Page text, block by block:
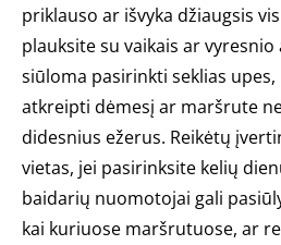
priklauso ar išvyka džiaugsis
plauksite su vaikais ar
siūloma pasirinkti seklias
atkreipti dėmesį ar maršrute
didesnius ežerus. Reikėtų
vietas, jei pasirinksite kelių
baidarių nuomotojai gali
kai kuriuose maršrutuose, ar